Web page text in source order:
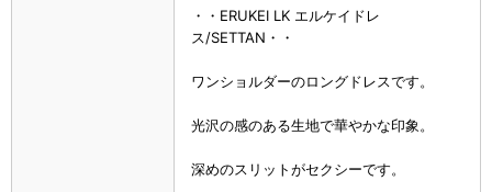
・・ERUKEI LK エルケイドレ
ス/SETTAN・・
ワンショルダーのロングドレスです。
光沢の感のある生地で華やかな印象。
深めのスリットがセクシーです。